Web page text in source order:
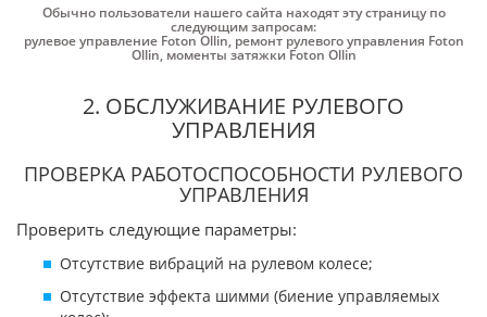
Обычно пользователи нашего сайта находят эту страницу по
следующим запросам:
рулевое управление Foton Ollin, ремонт рулевого управления Foton
Ollin, моменты затяжки Foton Ollin
2. ОБСЛУЖИВАНИЕ РУЛЕВОГО
УПРАВЛЕНИЯ
ПРОВЕРКА РАБОТОСПОСОБНОСТИ РУЛЕВОГО
УПРАВЛЕНИЯ
Проверить следующие параметры:
Отсутствие вибраций на рулевом колесе;
Отсутствие эффекта шимми (биение управляемых